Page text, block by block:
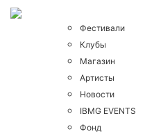
Фестивали
Клубы
Магазин
Артисты
Новости
IBMG EVENTS
Фонд